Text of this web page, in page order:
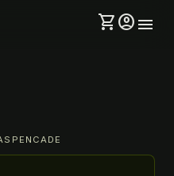
shopping_cartaccount_circlemenu